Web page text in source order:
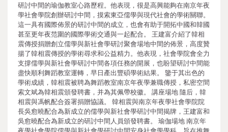
研討中間的瑜伽教室心路歷程。他表現，很是高興能夠在南京年夜
學社會學院創辦研討中間，摸索東亞儒學與現代社會的學術關聯。
這一具有國際佈景的研討中間的成立，也會有助于開拓中國和韓國
甚至更年夜范圍的國際學術交通與一起配合。 王建富介紹了韓相
震傳授捐贈創立儒學與新社會學研討聚會場地中間的佈景，高度贊
揚了韓相震傳授的學術尋求和公益精力。他表現，社會學院會全力
支撐儒學與新社會學研討中間各項任務的開展，也盼望研討中間能
盡快順利舞蹈教室運轉，早日產出豐碩學術結果。 鑒于其出色的
學術成績，韓相震被聘為舞蹈教室南京年夜學兼職傳授，私密空間
索文斌為韓相震頒發聘書，并為其佩帶校徽。 講座場地 隨后，韓
相震與馮帆配合簽署捐贈協議。 韓相震與南京年夜學社會學院院
長吳愈曉配合為新成立的儒學與新社會學研討中間揭牌，王建富和
吳愈曉配合為新成立的研討中間人員頒發聘書。 瑜伽場地 南京年